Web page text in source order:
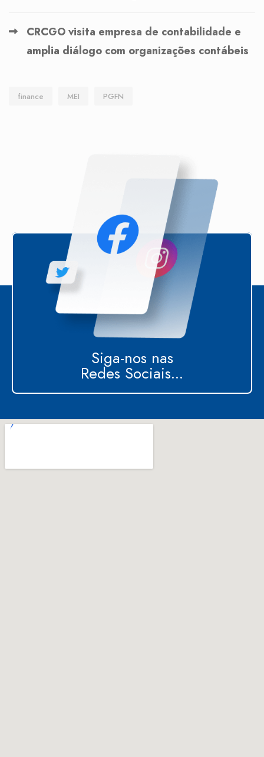
CRCGO visita empresa de contabilidade e
amplia diálogo com organizações contábeis
finance MEI PGFN
Siga-nos nas
Redes Sociais...